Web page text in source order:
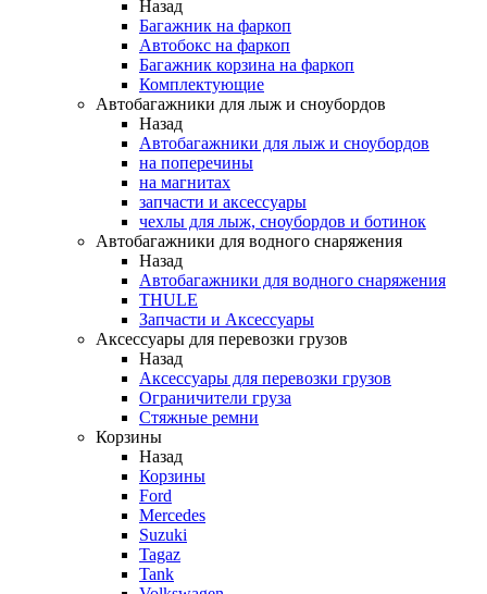
Назад
Багажник на фаркоп
Автобокс на фаркоп
Багажник корзина на фаркоп
Комплектующие
Автобагажники для лыж и сноубордов
Назад
Автобагажники для лыж и сноубордов
на поперечины
на магнитах
запчасти и аксессуары
чехлы для лыж, сноубордов и ботинок
Автобагажники для водного снаряжения
Назад
Автобагажники для водного снаряжения
THULE
Запчасти и Аксессуары
Аксессуары для перевозки грузов
Назад
Аксессуары для перевозки грузов
Ограничители груза
Стяжные ремни
Корзины
Назад
Корзины
Ford
Mercedes
Suzuki
Tagaz
Tank